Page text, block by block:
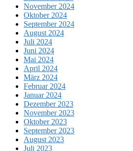
November 2024
Oktober 2024
September 2024
August 2024
Juli 2024
Juni 2024
Mai 2024
April 2024
März 2024
Februar 2024
Januar 2024
Dezember 2023
November 2023
Oktober 2023
September 2023
August 2023
Juli 2023